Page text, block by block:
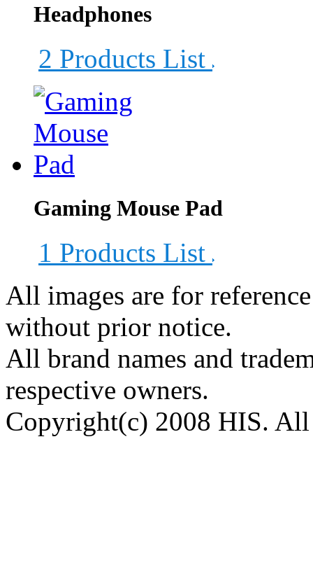
Headphones
2 Products List
Gaming Mouse Pad
1 Products List
All images are for
without prior notice.
All brand names and
respective owners.
Copyright(c) 2008 HIS. All